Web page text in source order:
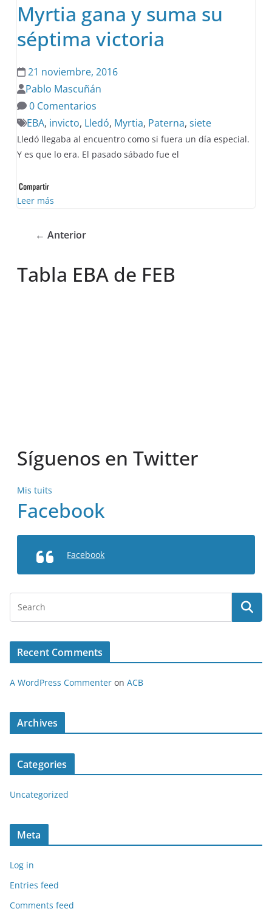
Myrtia gana y suma su
séptima victoria
21 noviembre, 2016
Pablo Mascuñán
0 Comentarios
EBA, invicto, Lledó, Myrtia, Paterna,siete
Lledó llegaba al encuentro como si fuera un día especial.
Y es que lo era. El pasado sábado fue el
Leer más
← Anterior
Tabla EBA de FEB
Síguenos en Twitter
Mis tuits
Facebook
Facebook
Recent Comments
A WordPress Commenter on ACB
Archives
Categories
Uncategorized
Meta
Log in
Entries feed
Comments feed